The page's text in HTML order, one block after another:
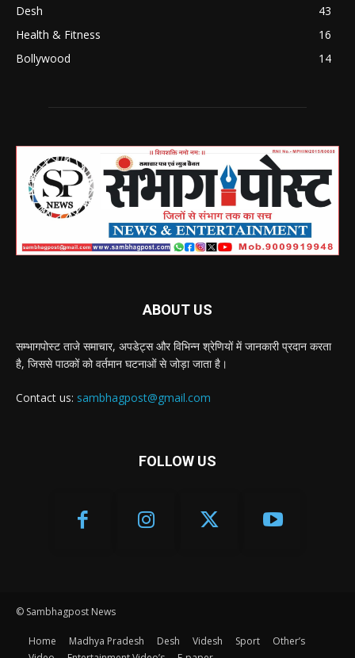
Desh
43
Health & Fitness
16
Bollywood
14
ABOUT US
सम्भागपोस्ट ताजे समाचार, अपडेट्स और विभिन्न श्रेणियों में जानकारी प्रदान करता
है, जिससे पाठकों को वर्तमान घटनाओं से जोड़ा जाता है।
Contact us: sambhagpost@gmail.com
FOLLOW US
© Sambhagpost News
Home Madhya Pradesh Desh Videsh Sport
Other’s